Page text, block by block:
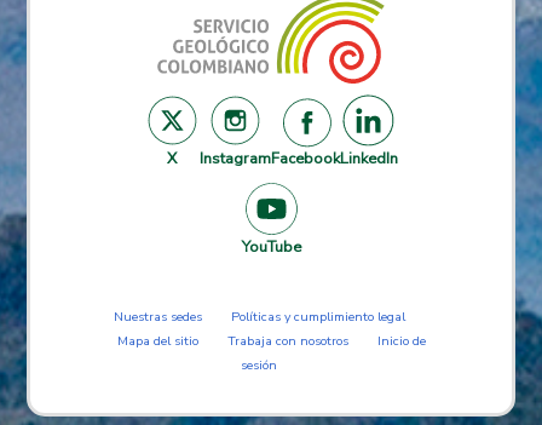
X InstagramFacebookLinkedIn
YouTube
Nuestras sedes
Políticas y cumplimiento legal
Mapa del sitio
Trabaja con nosotros
Inicio de
sesión